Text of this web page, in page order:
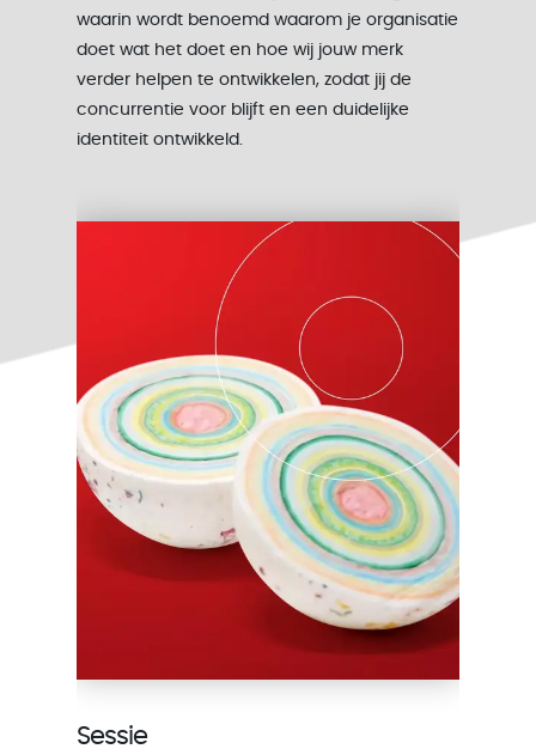
waarin wordt benoemd waarom je organisatie
doet wat het doet en hoe wij jouw merk
verder helpen te ontwikkelen, zodat jij de
concurrentie voor blijft en een duidelijke
identiteit ontwikkeld.
Sessie